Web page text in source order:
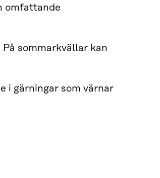
omfattande
sommarkvällar kan
i gärningar som värnar